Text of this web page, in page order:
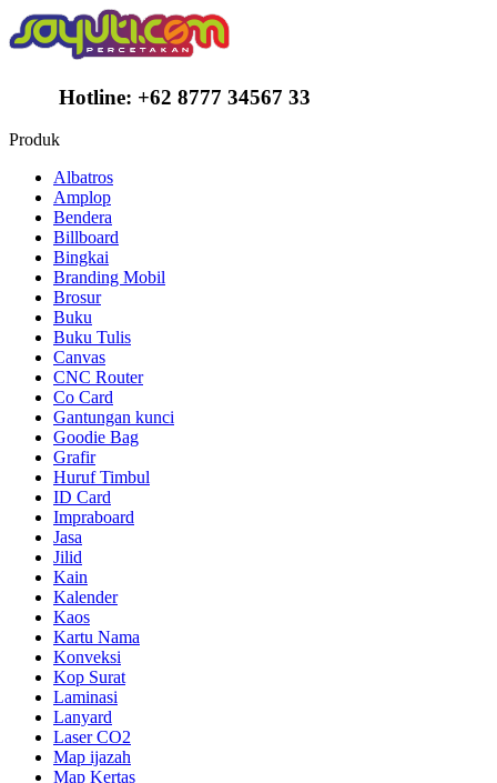
Hotline: +62 8777 34567 33
Produk
Albatros
Amplop
Bendera
Billboard
Bingkai
Branding Mobil
Brosur
Buku
Buku Tulis
Canvas
CNC Router
Co Card
Gantungan kunci
Goodie Bag
Grafir
Huruf Timbul
ID Card
Impraboard
Jasa
Jilid
Kain
Kalender
Kaos
Kartu Nama
Konveksi
Kop Surat
Laminasi
Lanyard
Laser CO2
Map ijazah
Map Kertas